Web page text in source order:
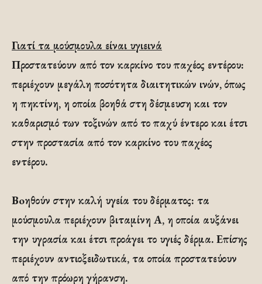
Γιατί τα μούσμουλα είναι υγιεινά
Προστατεύουν από τον καρκίνο του παχέος εντέρου:
περιέχουν μεγάλη ποσότητα διαιτητικών ινών, όπως
η πηκτίνη, η οποία βοηθά στη δέσμευση και τον
καθαρισμό των τοξινών από το παχύ έντερο και έτσι
στην προστασία από τον καρκίνο του παχέος
εντέρου.
Βoηθούν στην καλή υγεία του δέρματος: τα
μούσμουλα περιέχουν βιταμίνη Α, η οποία αυξάνει
την υγρασία και έτσι προάγει το υγιές δέρμα. Επίσης
περιέχουν αντιοξειδωτικά, τα οποία προστατεύουν
από την πρόωρη γήρανση.